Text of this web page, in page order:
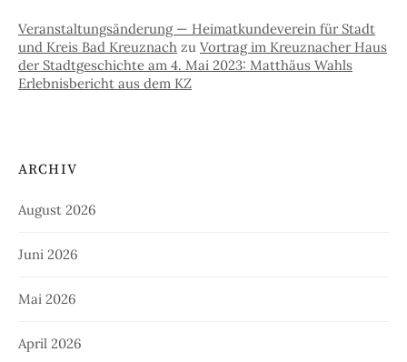
Veranstaltungsänderung — Heimatkundeverein für Stadt
und Kreis Bad Kreuznach zu Vortrag im Kreuznacher Haus
der Stadtgeschichte am 4. Mai 2023: Matthäus Wahls
Erlebnisbericht aus dem KZ
ARCHIV
August 2026
Juni 2026
Mai 2026
April 2026